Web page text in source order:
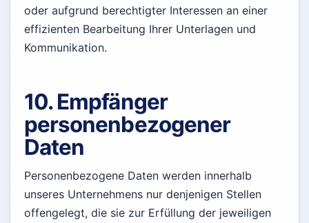
oder aufgrund berechtigter Interessen an einer
effizienten Bearbeitung Ihrer Unterlagen und
Kommunikation.
10. Empfänger
personenbezogener
Daten
Personenbezogene Daten werden innerhalb
unseres Unternehmens nur denjenigen Stellen
offengelegt, die sie zur Erfüllung der jeweiligen